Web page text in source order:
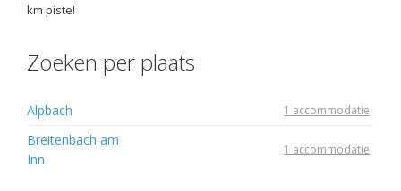
km piste!
Zoeken per plaats
Alpbach 1 accommodatie
Breitenbach am
Inn
1 accommodatie